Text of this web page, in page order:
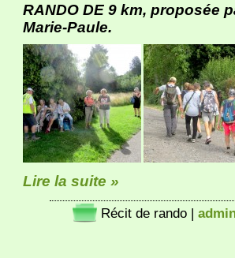
RANDO DE 9 km, proposée
Marie-Paule.
Lire la suite »
Récit de rando |